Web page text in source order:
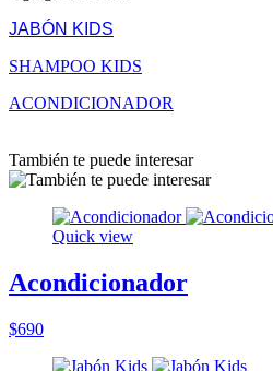
JABÓN KIDS
SHAMPOO KIDS
ACONDICIONADOR
También te puede interesar
Quick view
Acondicionador
$690